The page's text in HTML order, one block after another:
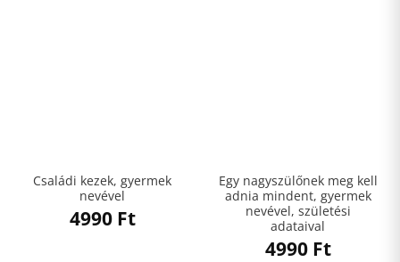
Családi kezek, gyermek
nevével
4990 Ft
Egy nagyszülőnek meg kell
adnia mindent, gyermek
nevével, születési
adataival
4990 Ft